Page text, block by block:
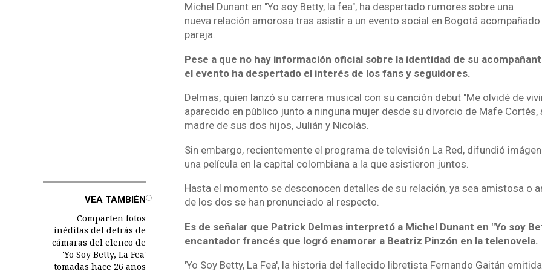
Michel Dunant en "Yo soy Betty, la fea", ha despertado rumores sobre una
nueva relación amorosa tras asistir a un evento social en Bogotá
pareja.
Pese a que no hay información oficial sobre la identidad de su
el evento ha despertado el interés de los fans y seguidores.
Delmas, quien lanzó su carrera musical con su canción debut "Me olvidé de
aparecido en público junto a ninguna mujer desde su divorcio de Mafe Cortés,
madre de sus dos hijos, Julián y Nicolás.
Sin embargo, recientemente el programa de televisión La Red, difundió
una película en la capital colombiana a la que asistieron juntos.
VEA TAMBIÉN
Comparten fotos
inéditas del detrás de
cámaras del elenco de
'Yo Soy Betty, La Fea'
tomadas hace 26 años
Hasta el momento se desconocen detalles de su relación, ya sea amistosa o
de los dos se han pronunciado al respecto.
Es de señalar que Patrick Delmas interpretó a Michel Dunant en "Yo soy
encantador francés que logró enamorar a Beatriz Pinzón en la telenovela.
'Yo Soy Betty, La Fea', la historia del fallecido libretista Fernando Gaitán